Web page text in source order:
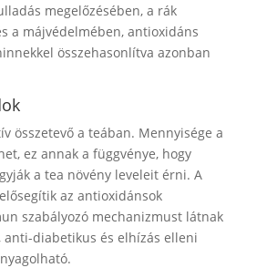
megelőzésében, a rák
a májvédelmében, antioxidáns
összehasonlítva azonban
összetevő a teában. Mennyisége a
ez annak a függvénye, hogy
a tea növény leveleit érni. A
az antioxidánsok
szabályozó mechanizmust látnak
anti-diabetikus és elhízás elleni